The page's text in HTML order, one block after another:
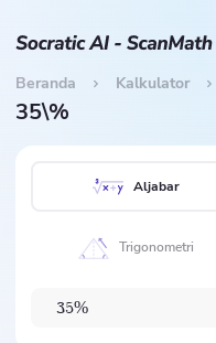
Beranda Kalkulator
35\%
Aljabar
Trigonometri
35%